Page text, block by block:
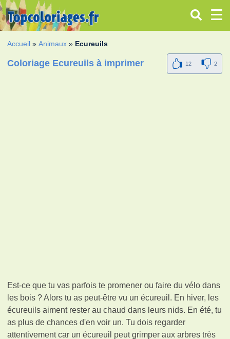
Accueil »Animaux » Ecureuils
Coloriage Ecureuils à imprimer 12 2
Est-ce que tu vas parfois te promener ou faire du vélo dans
les bois ? Alors tu as peut-être vu un écureuil. En hiver, les
écureuils aiment rester au chaud dans leurs nids. En été, tu
as plus de chances d'en voir un. Tu dois regarder
attentivement car un écureuil peut grimper aux arbres très